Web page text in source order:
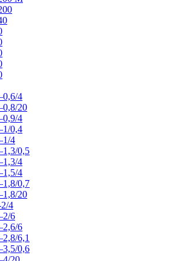
4
20
4
0,4
4
0,5
4
4
0,7
20
4
6
6
6,1
0,6